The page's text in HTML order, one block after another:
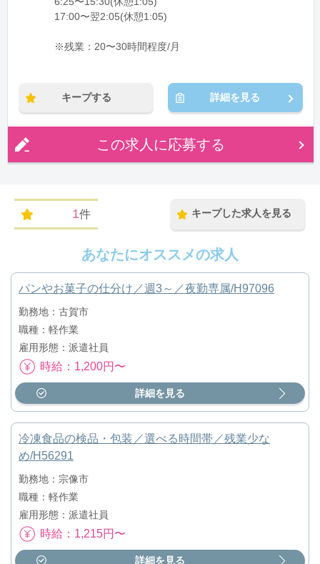
17:00〜翌2:05(休憩1:05)
※残業：20〜30時間程度/月
キープする 詳細を見る
この求人に応募する
1件 キープした求人を見る
あなたにオススメの求人
パンやお菓子の仕分け／週3～／夜勤専属/H97096
勤務地：古賀市
職種：軽作業
雇用形態：派遣社員
時給：1,200円〜
詳細を見る
冷凍食品の検品・包装／選べる時間帯／残業少な
め/H56291
勤務地：宗像市
職種：軽作業
雇用形態：派遣社員
時給：1,215円〜
詳細を見る